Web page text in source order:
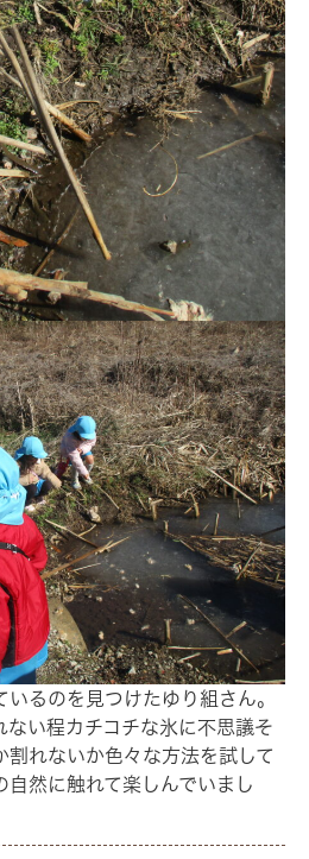
るのを見つけたゆり組さん。
ない程カチコチな氷に不思議そ
割れないか色々な方法を試して
自然に触れて楽しんでいまし